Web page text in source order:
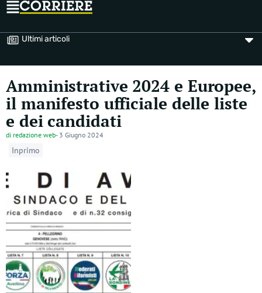
Ultimi articoli
Amministrative 2024 e Europee,
il manifesto ufficiale delle liste
e dei candidati
di redazione web- 3 Giugno 2024
Inprimo